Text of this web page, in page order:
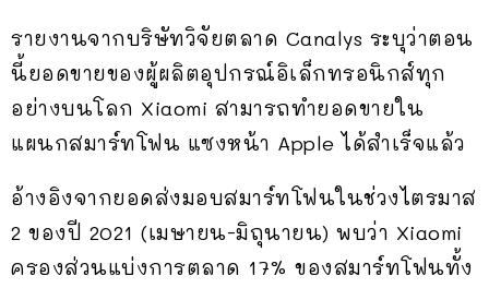
รายงานจากบริษัทวิจัยตลาด Canalys ระบุว่าตอน
นี้ยอดขายของผู้ผลิตอุปกรณ์อิเล็กทรอนิกส์ทุก
อย่างบนโลก Xiaomi สามารถทำยอดขายใน
แผนกสมาร์ทโฟน แซงหน้า Apple ได้สำเร็จแล้ว
อ้างอิงจากยอดส่งมอบสมาร์ทโฟนในช่วงไตรมาส
2 ของปี 2021 (เมษายน-มิถุนายน) พบว่า Xiaomi
ครองส่วนแบ่งการตลาด 17% ของสมาร์ทโฟนทั้ง